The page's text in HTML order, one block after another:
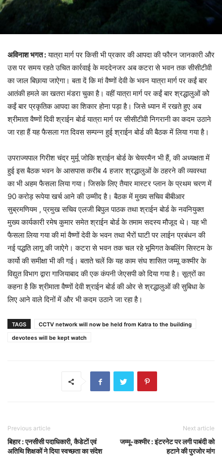
अविनाश भगत :यात्रा मार्ग पर किसी भी प्रकार की आपदा की फौरन जानकारी और
उस पर समय रहते उचित कार्रवाई के मददेनजर अब कटरा से भवन तक सीसीटीवी
का जाल बिछाया जाऐगा। बता दें कि मां वैष्णों देवी के भवन यात्रा मार्ग पर कईं बार
आतंकी हमले का खतरा मंडरा चुका है। वहीं यात्रा मार्ग पर कईं बार श्रद्धालुओं कोे
कईं बार प्रकृतिक आपदा का शिकार होना पड़ा है। जिसे ध्यान में रखते हुए अब
श्रीमाता वैष्णों दिवी श्राईन बोर्ड यात्रा मार्ग पर सीसीटीवी निगरानी का कदम उठाने
जा रहा हैं यह फैसला गत दिवस सम्पन्न हुई श्राईन बोर्ड की बैठक में लिया गया है।
उपराज्यपाल गिरीश चंद्र मुर्मू जोकि श्राईन बोर्ड के चेयरमैन भी हैं, की अध्यक्षता में
हुई इस बैठक भवन के आसपास करीब 4 हजार श्रद्धालुओं के ठहरने की व्यवस्था
का भी अहम फैसला लिया गया। जिसके लिए तैयार मास्टर प्लान के प्रथम चरण में
90 करोड़ रूपेया खर्च आने की उम्मीद है। बैठक में मुख्य सचिव बीबीआर
सुब्रमणियम , प्रमुख सचिव एलजी बिपुल पाठक तथा श्राईन बोर्ड के नवनियुक्त
मुख्य कार्यकारी रमेष कुमार समेत श्राईन बोर्ड के तमाम सदस्य मौजूद थे। यह भी
फैसला लिया गया की मां वैष्णों देवी के भवन तथा भैरों घाटी पर लाईन प्रबंधन की
नई पद्धति लागू की जाऐगे। कटरा से भवन तक चल रहे भूमिगत केबलिंग सिस्टम के
कार्यो की समीक्षा भी की गई। बताते चलें कि यह काम संघ शासित जम्मू कश्मीर के
विद्युत विभाग द्वारा गाजियाबाद की एक कंपनी जेएसपी को दिया गया है। सूत्रों का
कहना है कि श्रीमाता वैष्णों देवी श्राईन बोर्ड की ओर से श्रद्धालुओं की सुबिधा के
लिए आने वाले दिनों में और भी कदम उठाने जा रहा है।
TAGS
CCTV network will now be held from Katra to the building
devotees will be kept watch
Previous article
बिहार : एनसीसी पदाधिकारी, कैडेटों एवं
अतिथि शिक्षकों ने दिया स्वच्छता का संदेश
Next article
जम्मू-कश्मीर : इंटरनेट पर लगी पाबंदी को
हटाने की पुरजोर मांग